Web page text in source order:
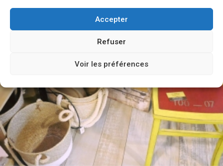
Accepter
Refuser
Voir les préférences